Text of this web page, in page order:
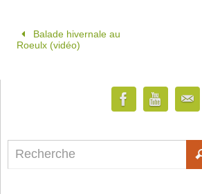
Balade hivernale au
Roeulx (vidéo)